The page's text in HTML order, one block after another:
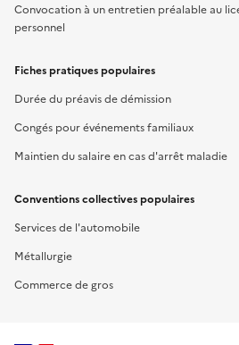
Convocation à un entretien préalable au
personnel
Fiches pratiques populaires
Durée du préavis de démission
Congés pour événements familiaux
Maintien du salaire en cas d'arrêt maladie
Conventions collectives populaires
Services de l'automobile
Métallurgie
Commerce de gros